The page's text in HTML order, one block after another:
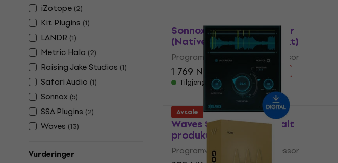
iZotope (2)
Kit Plugins (1)
LANDR (1)
Metric Halo (2)
Raising Jake Studios (1)
Safari Audio (1)
Sonnox (5)
SSA Plugins (2)
Waves (13)
Vurderinger
Sonnox Oxford SuprEsser
(Native) (Digitalt produkt)
Programvare-plugin FX-prosessor
1 769 NKr 2 859 NKr
Tilgjengelig for nedlasting
Waves Sibilance (Digitalt
produkt)
Programvare-plugin FX-prosessor
Avtale